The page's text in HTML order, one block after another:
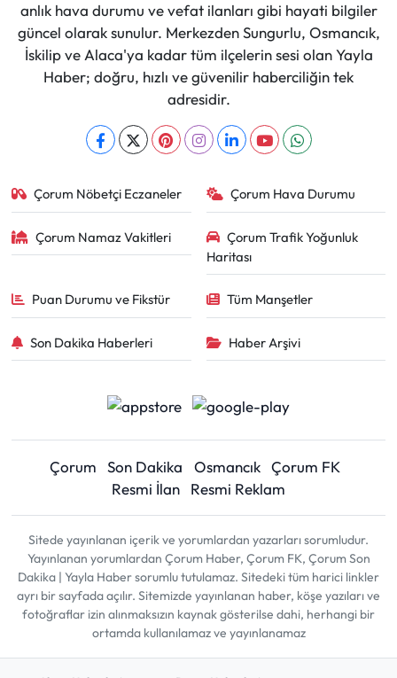
anlık hava durumu ve vefat ilanları gibi hayati bilgiler
güncel olarak sunulur. Merkezden Sungurlu, Osmancık,
İskilip ve Alaca'ya kadar tüm ilçelerin sesi olan Yayla
Haber; doğru, hızlı ve güvenilir haberciliğin tek
adresidir.
Çorum Nöbetçi Eczaneler Çorum Hava Durumu
Çorum Namaz Vakitleri
Çorum Trafik Yoğunluk
Haritası
Puan Durumu ve Fikstür Tüm Manşetler
Son Dakika Haberleri Haber Arşivi
Çorum Son Dakika Osmancık Çorum FK
Resmi İlan
Resmi Reklam
Sitede yayınlanan içerik ve yorumlardan yazarları sorumludur.
Yayınlanan yorumlardan Çorum Haber, Çorum FK, Çorum Son
Dakika | Yayla Haber sorumlu tutulamaz. Sitedeki tüm harici linkler
ayrı bir sayfada açılır. Sitemizde yayınlanan haber, köşe yazıları ve
fotoğraflar izin alınmaksızın kaynak gösterilse dahi, herhangi bir
ortamda kullanılamaz ve yayınlanamaz